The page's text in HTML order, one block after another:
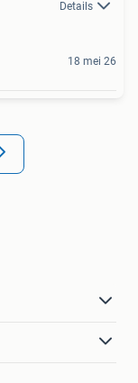
Details
18 mei 26